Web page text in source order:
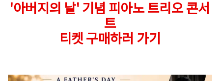
'아버지의 날' 기념 피아노 트리오 콘서
트
티켓 구매하러 가기